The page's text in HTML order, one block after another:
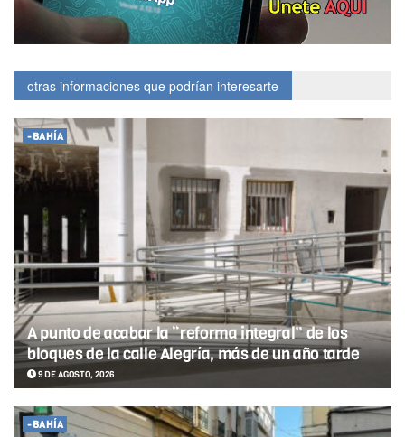
otras informaciones que podrían interesarte
-BAHÍA
A punto de acabar la “reforma integral” de los
bloques de la calle Alegría, más de un año tarde
9 DE AGOSTO, 2026
-BAHÍA